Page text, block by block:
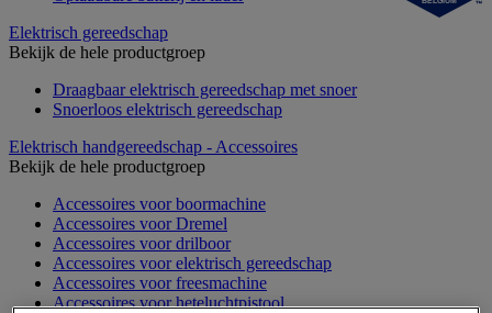
Elektrisch gereedschap
Bekijk de hele productgroep
Draagbaar elektrisch gereedschap met snoer
Snoerloos elektrisch gereedschap
Elektrisch handgereedschap - Accessoires
Bekijk de hele productgroep
Accessoires voor boormachine
Accessoires voor Dremel
Accessoires voor drilboor
Accessoires voor elektrisch gereedschap
Accessoires voor freesmachine
Accessoires voor heteluchtpistool